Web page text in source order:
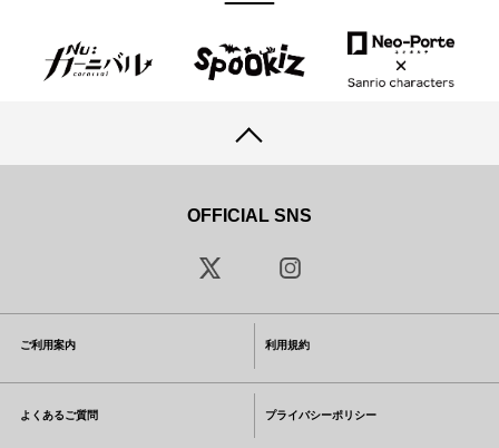
OFFICIAL SNS
ご利用案内 利用規約
よくあるご質問 プライバシーポリシー